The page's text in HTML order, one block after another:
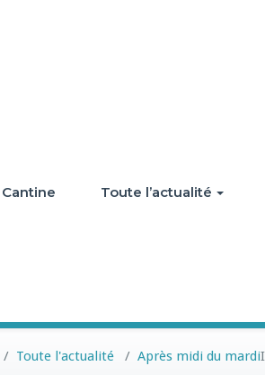
Cantine Toute l’actualité
/ Toute l'actualité / Après midi du mardi